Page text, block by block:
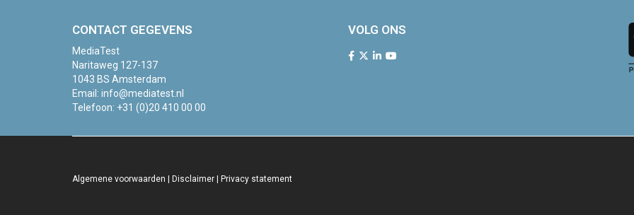
CONTACT GEGEVENS
MediaTest
Naritaweg 127-137
1043 BS Amsterdam
Email: info@mediatest.nl
Telefoon: +31 (0)20 410 00 00
VOLG ONS
Algemene voorwaarden Disclaimer Privacy statement